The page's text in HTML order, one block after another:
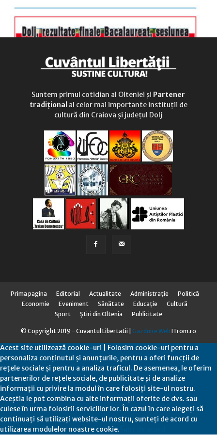
Suntem primul cotidian al Olteniei și Partener
tradițional al celor mai importante instituții de
cultură din Craiova și județul Dolj
Prima pagina Editorial Actualitate Administraţie
Politică
Economie
Eveniment Sănătate Educaţie
Cultură
Sport
Știri din Oltenia Publicitate
© Copyright 2019 - Cuvantul Libertatii | Gazduire Web ITrom.ro
Acest site utilizează cookie-uri | Folosim cookie-uri pentru a
personaliza conținutul și anunțurile, pentru a oferi funcții de
rețele sociale și pentru a analiza traficul. De asemenea, le oferim
partenerilor de rețele sociale, de publicitate și de analize
informații cu privire la modul în care folosiți site-ul nostru.
Aceștia le pot combina cu alte informații oferite de dvs. sau
culese în urma folosirii serviciilor lor. În cazul în care alegeți să
continuați să utilizați website-ul nostru, sunteți de acord cu
utilizarea modulelor noastre cookie.